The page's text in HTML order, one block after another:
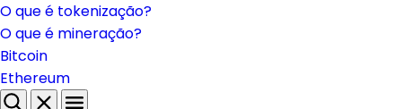
O que é tokenização?
O que é mineração?
Bitcoin
Ethereum